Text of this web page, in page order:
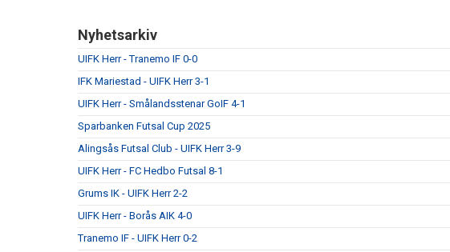
Nyhetsarkiv
UIFK Herr - Tranemo IF 0-0
IFK Mariestad - UIFK Herr 3-1
UIFK Herr - Smålandsstenar GoIF 4-1
Sparbanken Futsal Cup 2025
Alingsås Futsal Club - UIFK Herr 3-9
UIFK Herr - FC Hedbo Futsal 8-1
Grums IK - UIFK Herr 2-2
UIFK Herr - Borås AIK 4-0
Tranemo IF - UIFK Herr 0-2